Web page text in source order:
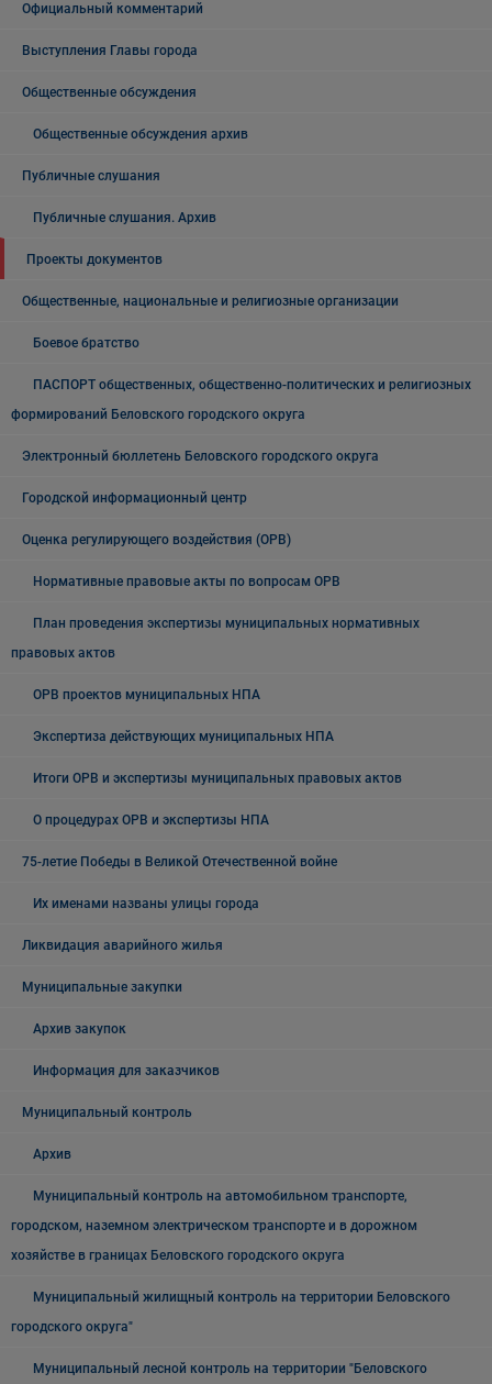
Официальный комментарий
Выступления Главы города
Общественные обсуждения
Общественные обсуждения архив
Публичные слушания
Публичные слушания. Архив
Проекты документов
Общественные, национальные и религиозные организации
Боевое братство
ПАСПОРТ общественных, общественно-политических и религиозных
формирований Беловского городского округа
Электронный бюллетень Беловского городского округа
Городской информационный центр
Оценка регулирующего воздействия (ОРВ)
Нормативные правовые акты по вопросам ОРВ
План проведения экспертизы муниципальных нормативных
правовых актов
ОРВ проектов муниципальных НПА
Экспертиза действующих муниципальных НПА
Итоги ОРВ и экспертизы муниципальных правовых актов
О процедурах ОРВ и экспертизы НПА
75-летие Победы в Великой Отечественной войне
Их именами названы улицы города
Ликвидация аварийного жилья
Муниципальные закупки
Архив закупок
Информация для заказчиков
Муниципальный контроль
Архив
Муниципальный контроль на автомобильном транспорте,
городском, наземном электрическом транспорте и в дорожном
хозяйстве в границах Беловского городского округа
Муниципальный жилищный контроль на территории Беловского
городского округа"
Муниципальный лесной контроль на территории "Беловского